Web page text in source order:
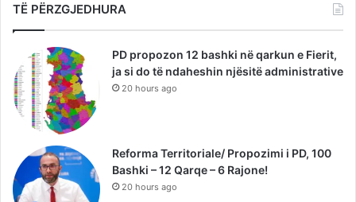
TË PËRZGJEDHURA
PD propozon 12 bashki në qarkun e Fierit,
ja si do të ndaheshin njësitë administrative
20 hours ago
Reforma Territoriale/ Propozimi i PD, 100
Bashki – 12 Qarqe – 6 Rajone!
20 hours ago